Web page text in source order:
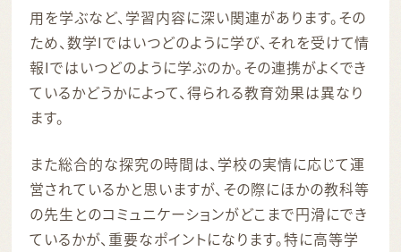
用を学ぶなど、学習内容に深い関連があります。その
ため、数学Iではいつどのように学び、それを受けて情
報Iではいつどのように学ぶのか。その連携がよくでき
ているかどうかによって、得られる教育効果は異なり
ます。
また総合的な探究の時間は、学校の実情に応じて運
営されているかと思いますが、その際にほかの教科等
の先生とのコミュニケーションがどこまで円滑にでき
ているかが、重要なポイントになります。特に高等学